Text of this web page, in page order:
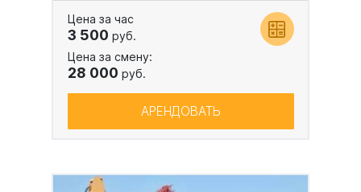
Цена за час
3 500 руб.
Цена за смену:
28 000 руб.
АРЕНДОВАТЬ